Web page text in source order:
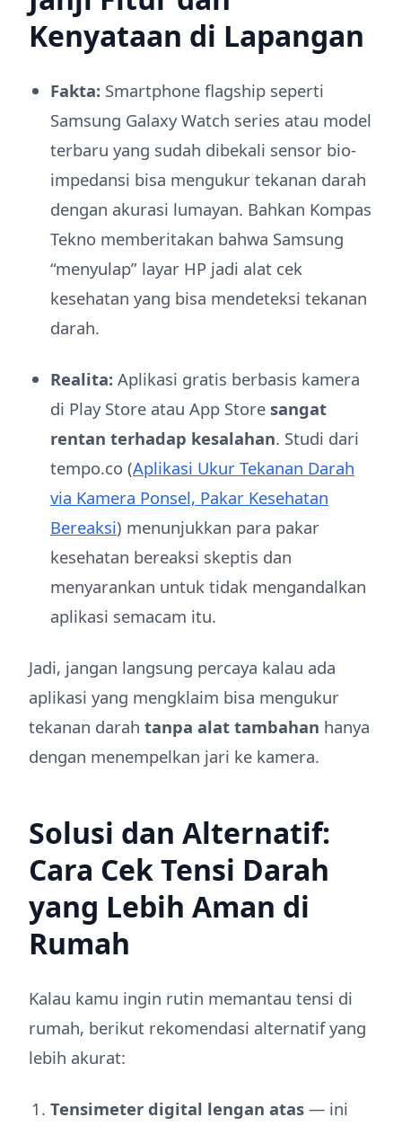
Kenyataan di Lapangan
Fakta: Smartphone flagship seperti
Samsung Galaxy Watch series atau model
terbaru yang sudah dibekali sensor bio-
impedansi bisa mengukur tekanan darah
dengan akurasi lumayan. Bahkan Kompas
Tekno memberitakan bahwa Samsung
“menyulap” layar HP jadi alat cek
kesehatan yang bisa mendeteksi tekanan
darah.
Realita: Aplikasi gratis berbasis kamera
di Play Store atau App Store sangat
rentan terhadap kesalahan. Studi dari
tempo.co (Aplikasi Ukur Tekanan Darah
via Kamera Ponsel, Pakar Kesehatan
Bereaksi) menunjukkan para pakar
kesehatan bereaksi skeptis dan
menyarankan untuk tidak mengandalkan
aplikasi semacam itu.
Jadi, jangan langsung percaya kalau ada
aplikasi yang mengklaim bisa mengukur
tekanan darah tanpa alat tambahan hanya
dengan menempelkan jari ke kamera.
Solusi dan Alternatif:
Cara Cek Tensi Darah
yang Lebih Aman di
Rumah
Kalau kamu ingin rutin memantau tensi di
rumah, berikut rekomendasi alternatif yang
lebih akurat:
Tensimeter digital lengan atas — ini